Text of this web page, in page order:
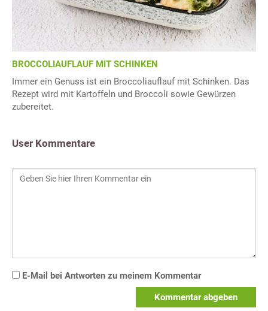
BROCCOLIAUFLAUF MIT SCHINKEN
Immer ein Genuss ist ein Broccoliauflauf mit Schinken. Das
Rezept wird mit Kartoffeln und Broccoli sowie Gewürzen
zubereitet.
User Kommentare
E-Mail bei Antworten zu meinem Kommentar
Kommentar abgeben